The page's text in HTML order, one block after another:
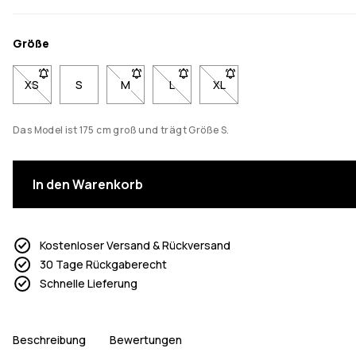
Größe
XS- Größe XS nicht verfügbar. Klicke, um benachrichtigt zu
S M- Größe M nicht verfügbar. Klicke, um
L- Größe L nicht verfügbar. Klicke,
XL- Größe XL nicht
Das Model ist 175 cm groß und trägt Größe S.
In den Warenkorb
Kostenloser Versand & Rückversand
30 Tage Rückgaberecht
Schnelle Lieferung
Beschreibung Bewertungen